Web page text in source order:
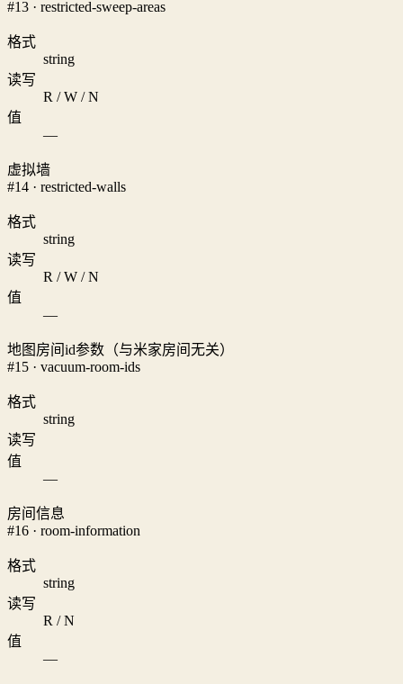
#13 · restricted-sweep-areas
格式
string
读写
R / W / N
值
—
虚拟墙
#14 · restricted-walls
格式
string
读写
R / W / N
值
—
地图房间id参数（与米家房间无关）
#15 · vacuum-room-ids
格式
string
读写
值
—
房间信息
#16 · room-information
格式
string
读写
R / N
值
—